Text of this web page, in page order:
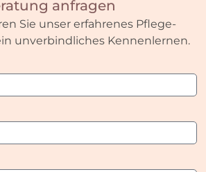
anfragen
Sie unser erfahrenes Pflege-
unverbindliches Kennenlernen.